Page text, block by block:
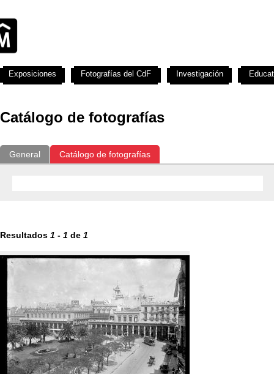
Catálogo de fotografías
General Catálogo de fotografías
Resultados 1 - 1 de 1
Exposiciones Fotografías del CdF Investigación